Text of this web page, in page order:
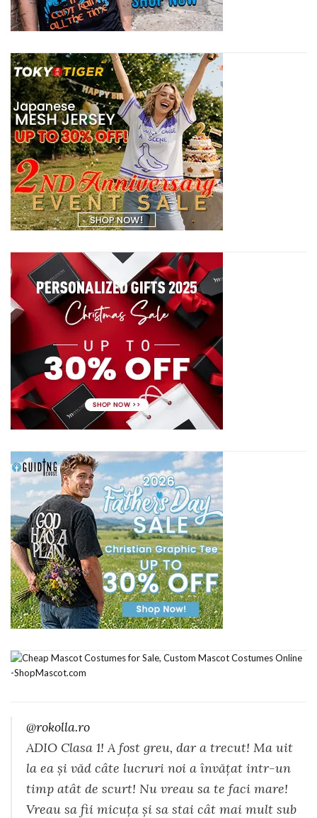
@rokolla.ro
ADIO Clasa 1! A fost greu, dar a trecut! Ma uit
la ea și văd câte lucruri noi a învățat intr-un
timp atât de scurt! Nu vreau sa te faci mare!
Vreau sa fii micuța și sa stai cât mai mult sub